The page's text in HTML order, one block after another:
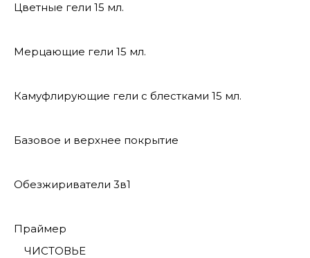
Цветные гели 15 мл.
Мерцающие гели 15 мл.
Камуфлирующие гели с блестками 15 мл.
Базовое и верхнее покрытие
Обезжириватели 3в1
Праймер
ЧИСТОВЬЕ